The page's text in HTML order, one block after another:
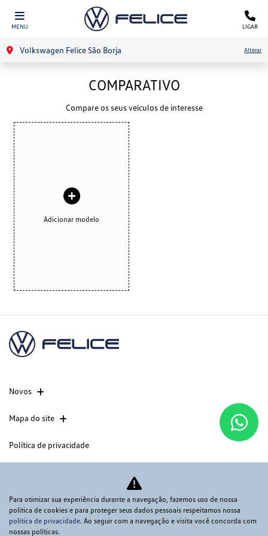
MENU LIGAR
Volkswagen Felice São Borja Alterar
COMPARATIVO
Compare os seus veículos de interesse
Adicionar modelo
Novos
Mapa do site
Política de privacidade
CNPJ: 60.830.284/0003-37
Desacelere. Seu bem maior é a vida.
Para otimizar sua experiência durante a navegação, fazemos uso de nossa
política de cookies e para proteger seus dados pessoais respeitamos nossa
política de privacidade. Ao seguir com a navegação e visita você concorda com
nossas políticas.